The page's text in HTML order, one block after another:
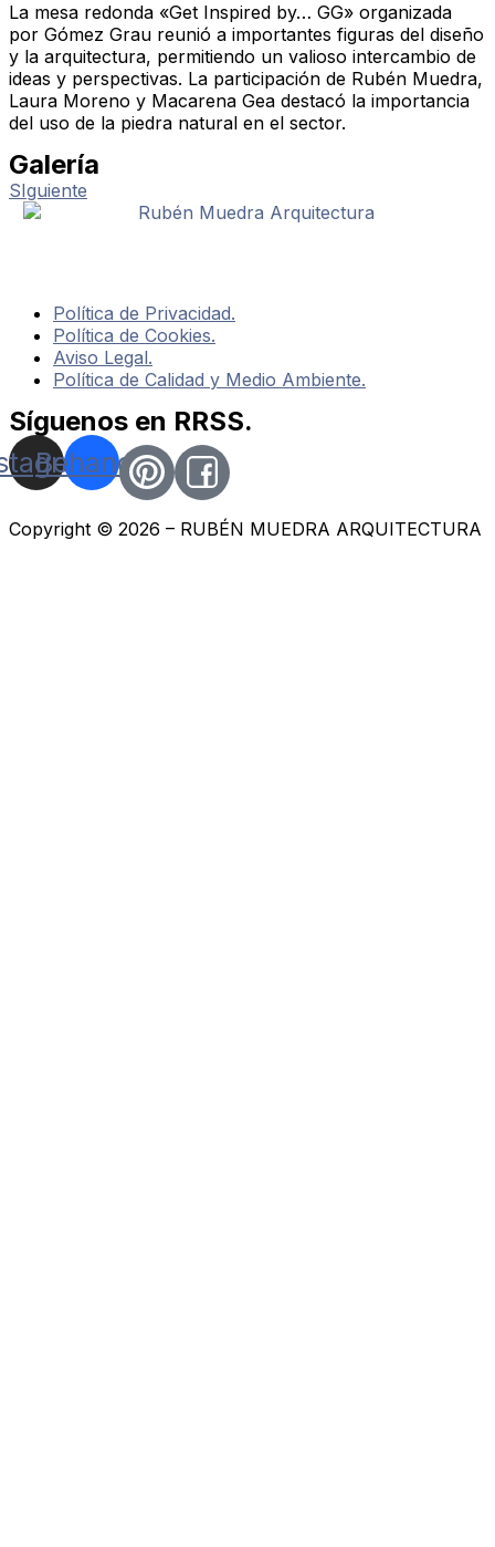
La mesa redonda «Get Inspired by… GG» organizada
por Gómez Grau reunió a importantes figuras del diseño
y la arquitectura, permitiendo un valioso intercambio de
ideas y perspectivas. La participación de Rubén Muedra,
Laura Moreno y Macarena Gea destacó la importancia
del uso de la piedra natural en el sector.
Galería
SIguiente
Política de Privacidad.
Política de Cookies.
Aviso Legal.
Política de Calidad y Medio Ambiente.
Síguenos en RRSS.
Behance
Copyright © 2026 – RUBÉN MUEDRA ARQUITECTURA